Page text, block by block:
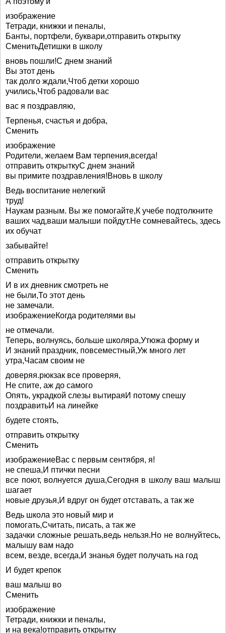
изображение
Тетради, книжки и пеналы,
Банты, портфели, буквари,отправить открытку
СменитьДетишки в школу
вновь пошли!С днем знаний
Вы этот день
так долго ждали,Чтоб детки хорошо
учились,Чтоб радовали вас
вас я поздравляю,
Терпенья, счастья и добра,
Сменить
изображение
Родители, желаем Вам терпения,всегда!
отправить открыткуС днем знаний
вы примите поздравления!Вновь в школу
Ведь воспитание нелегкий
труд!
Наукам разным. Вы же помогайте,К учебе подтолкните
ваших чад,ваши малыши пойдут.Не сомневайтесь, здесь
их обучат
забывайте!
отправить открытку
Сменить
И в их дневник смотреть не
не были,То этот день
не замечали.
изображениеКогда родителями вы
не отмечали.
Теперь, волнуясь, больше школяра,Утюжа форму и
И знаний праздник, повсеместный,Уж много лет
утра,Часам своим не
доверяя.рюкзак все проверяя,
Не спите, аж до самого
Опять, украдкой слезы вытираяИ потому спешу
поздравитьИ на линейке
будете стоять,
отправить открытку
Сменить
изображениеВас с первым сентября, я!
не спеша,И птички песни
все поют, волнуется душа,Сегодня в школу ваш малыш
шагает
новые друзья,И вдруг он будет отставать, а так же
Ведь школа это новый мир и
помогать,Считать, писать, а так же
задачки сложные решать,ведь нельзя.Но не волнуйтесь,
малышу вам надо
всем, везде, всегда,И знанья будет получать на год
И будет крепок
ваш малыш во
Сменить
изображение
Тетради, книжки и пеналы,
и на века!отправить открытку